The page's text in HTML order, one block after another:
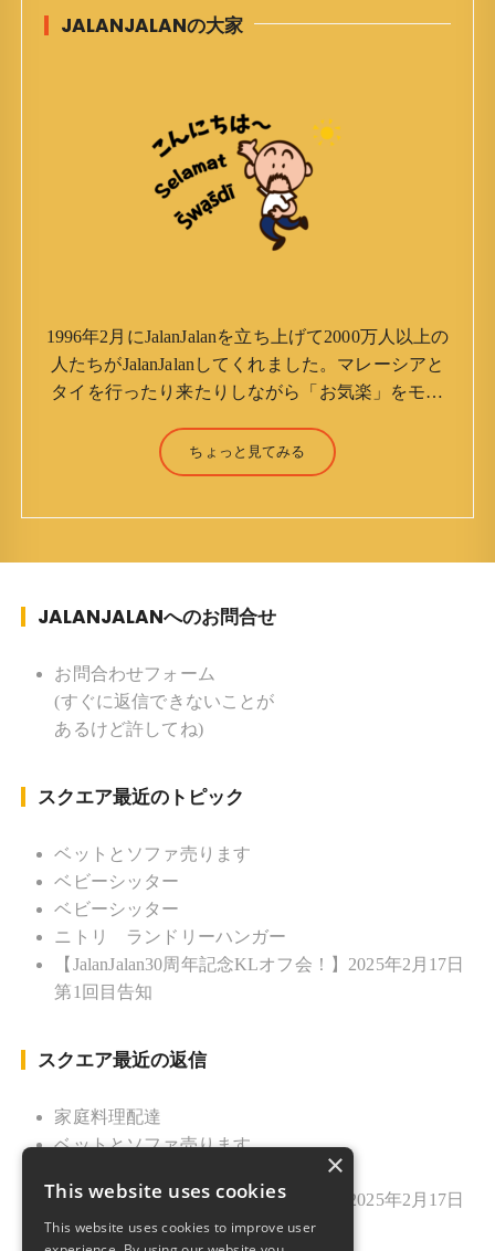
JALANJALANの大家
1996年2月にJalanJalanを立ち上げて2000万人以上の
人たちがJalanJalanしてくれました。マレーシアと
タイを行ったり来たりしながら「お気楽」をモッ
（Jun Yamamori） 生年月日 ：1959年7月4日(61
才) 生まれ ：香港(3才まで) 育
ツ ：水泳(浜名湾流古式泳法、競泳平泳
ク ソフトボール
督 BKKソフトボール「おぼんこ
ぼん 」監督 マレーシア歴：1991年から31年目 タ
イ歴 ：2001年から21年目
ちょっと見てみる
JALANJALANへのお問合せ
お問合わせフォーム
(すぐに返信できないことが
あるけど許してね)
スクエア最近のトピック
ベットとソファ売ります
ベビーシッター
ベビーシッター
ニトリ ランドリーハンガー
【JalanJalan30周年記念KLオフ会！】2025年2月17日
第1回目告知
スクエア最近の返信
家庭料理配達
ベットとソファ売ります
【JalanJalan30周年記念KLオフ会！】2025年2月17日
第1回目告知
×
This website uses cookies
This website uses cookies to improve user